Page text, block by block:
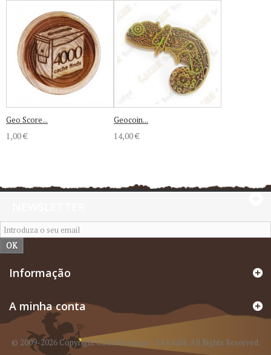
Geo Score...
1,00 €
Geocoin...
14,00 €
OK
Informação
A minha conta
© 2009-2026 Copyright CacheBoutique - SAS iGilli. All Rights Reserved.